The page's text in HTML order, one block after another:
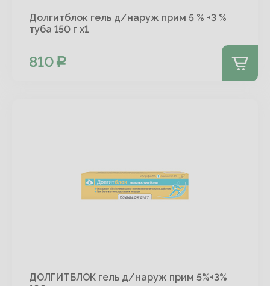
Долгитблок гель д/наруж прим 5 % +3 %
туба 150 г х1
810
ДОЛГИТБЛОК гель д/наруж прим 5%+3%